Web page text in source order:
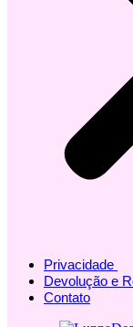
Privacidade
Devolução e
Contato